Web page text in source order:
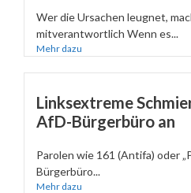
Wer die Ursachen leugnet,
mitverantwortlich Wenn es...
Mehr dazu
Linksextreme
AfD-Bürgerbüro an
Parolen wie 161 (Antifa) oder
Bürgerbüro...
Mehr dazu